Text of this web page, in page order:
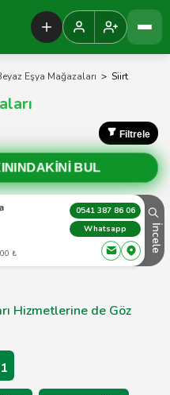
Eşya Mağazaları > Siirt
Filtrele
BUL
₺
0541 387 86 06
Whatsapp
İncele
Hizmetlerine de Göz
1